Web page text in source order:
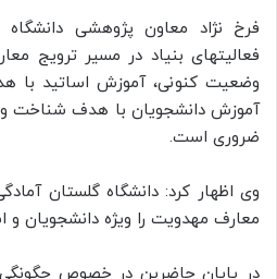
فرخ نژاد معاون پژوهشی دانشگاه
فعالیتهای بنیاد در مسیر ترویج
وضعیت کنونی، آموزش اساتید با
آموزش دانشجویان با هدف شناخت
ضروری است.
وی اظهار کرد: دانشگاه گلستان
معارف مهدویت را ویژه دانشجویان و
در پایان حاضرین در خصوص چگونگی